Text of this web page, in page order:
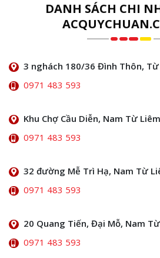
DANH SÁCH CHI
3 nghách 180/36 Đình Thôn, Từ
0971 483 593
Khu Chợ Cầu Diễn, Nam Từ
0971 483 593
32 đường Mễ Trì Hạ, Nam Từ
0971 483 593
20 Quang Tiến, Đại Mỗ, Nam
0971 483 593